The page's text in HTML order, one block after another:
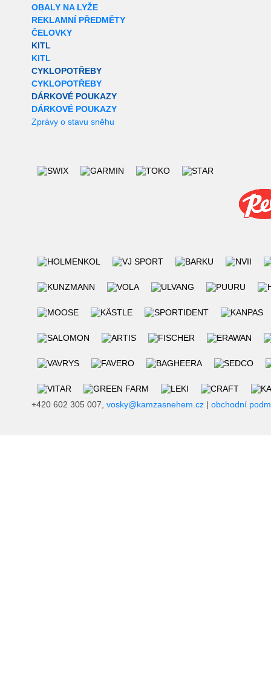
OBALY NA LYŽE
REKLAMNÍ PŘEDMĚTY
ČELOVKY
KITL
KITL
CYKLOPOTŘEBY
CYKLOPOTŘEBY
DÁRKOVÉ POUKAZY
DÁRKOVÉ POUKAZY
Zprávy o stavu sněhu
+420 602 305 007, vosky@kamzasnehem.cz | obchodní